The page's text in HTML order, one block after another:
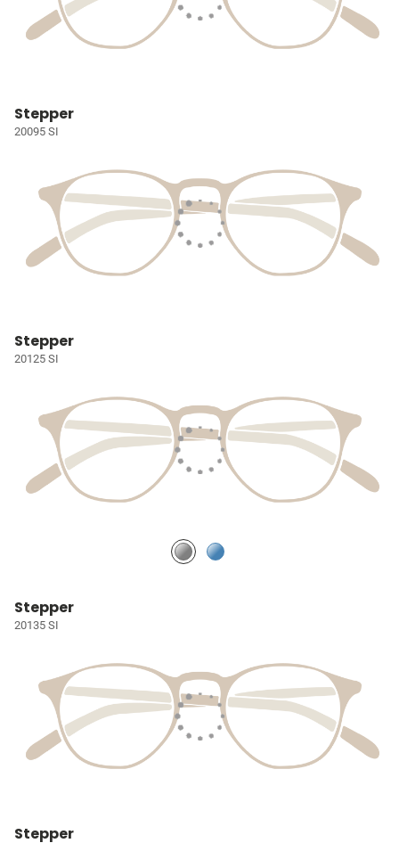
Stepper
20095 SI
Stepper
20125 SI
Stepper
20135 SI
Stepper